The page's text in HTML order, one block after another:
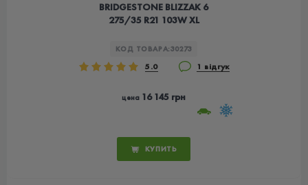
BRIDGESTONE BLIZZAK 6
275/35 R21 103W XL
КОД ТОВАРА:30273
5.0 1 відгук
цена 16 145 грн
КУПИТЬ